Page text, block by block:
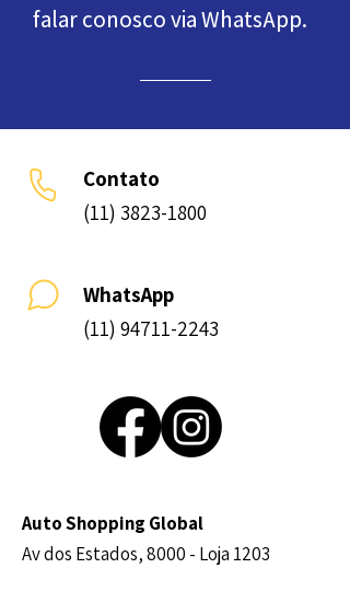
falar conosco via WhatsApp.
Contato
(11) 3823-1800
WhatsApp
(11) 94711-2243
Auto Shopping Global
Av dos Estados, 8000 - Loja 1203